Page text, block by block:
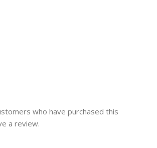
who have purchased this
a review.